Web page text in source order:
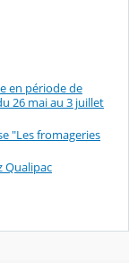
en période de
26 mai au 3 juillet
"Les fromageries
Qualipac